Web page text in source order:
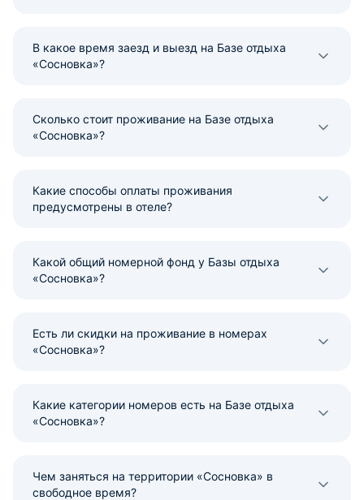
В какое время заезд и выезд на Базе отдыха
«Сосновка»?
Сколько стоит проживание на Базе отдыха
«Сосновка»?
Какие способы оплаты проживания
предусмотрены в отеле?
Какой общий номерной фонд у Базы отдыха
«Сосновка»?
Есть ли скидки на проживание в номерах
«Сосновка»?
Какие категории номеров есть на Базе отдыха
«Сосновка»?
Чем заняться на территории «Сосновка» в
свободное время?